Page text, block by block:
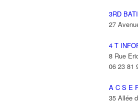
3RD
27
4 T
8 Rue
06 23 81
A C S E
35 Allée